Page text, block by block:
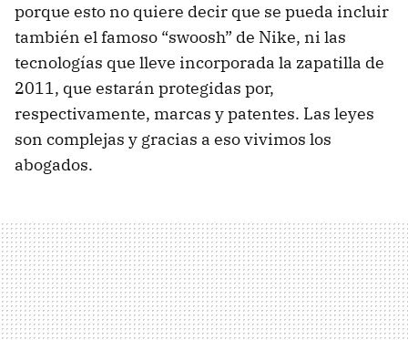
porque esto no quiere decir que se pueda incluir
también el famoso “swoosh” de Nike, ni las
tecnologías que lleve incorporada la zapatilla de
2011, que estarán protegidas por,
respectivamente, marcas y patentes. Las leyes
son complejas y gracias a eso vivimos los
abogados.